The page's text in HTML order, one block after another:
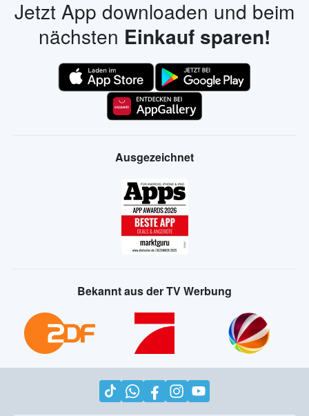
Jetzt App downloaden und beim
nächsten Einkauf sparen!
Ausgezeichnet
Bekannt aus der TV Werbung